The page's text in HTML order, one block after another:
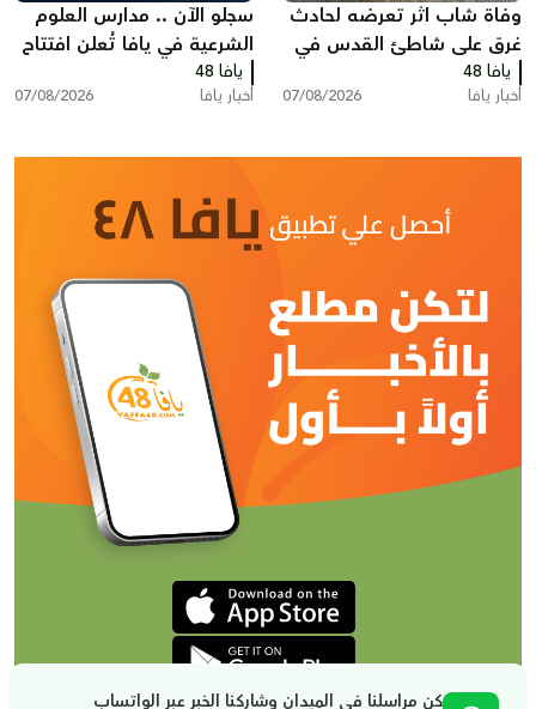
كن مراسلنا في الميدان وشاركنا الخبر عبر الواتساب
وفاة شاب اثر تعرضه لحادث
غرق على شاطئ القدس في
بات يام جنوب يافا
يافا 48
أخبار يافا 07/08/2026
سجلو الآن .. مدارس العلوم
الشرعية في يافا تُعلن افتتاح
دورة "السيرة النبوية"
يافا 48
أخبار يافا 07/08/2026